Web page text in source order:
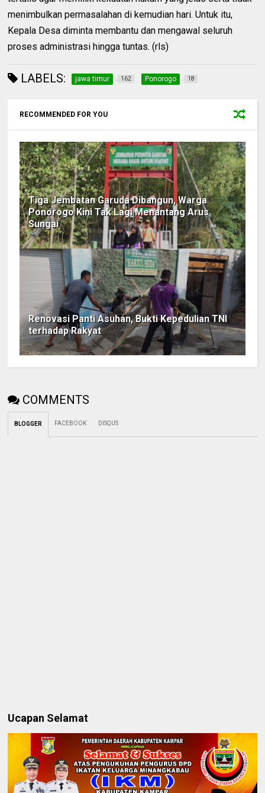
menimbulkan permasalahan di kemudian hari. Untuk itu,
Kepala Desa diminta membantu dan mengawal seluruh
proses administrasi hingga tuntas. (rls)
LABELS: jawa timur 162 Ponorogo 18
RECOMMENDED FOR YOU
Tiga Jembatan Garuda Dibangun, Warga
Ponorogo Kini Tak Lagi Menantang Arus
Sungai
Renovasi Panti Asuhan, Bukti Kepedulian TNI
terhadap Rakyat
COMMENTS
BLOGGER FACEBOOK DISQUS
Ucapan Selamat